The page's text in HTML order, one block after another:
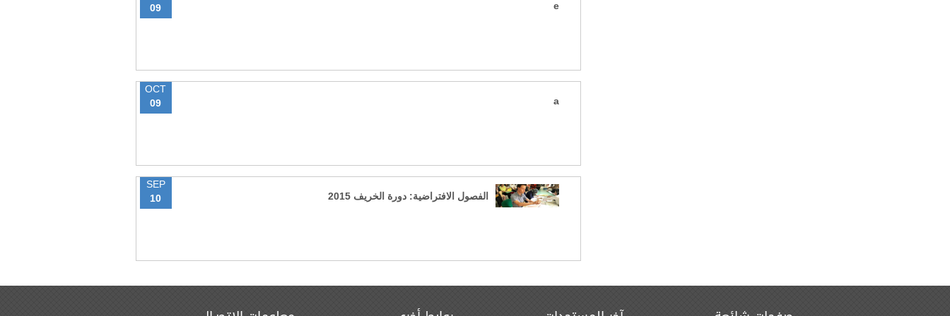
09 e
OCT
09
a
SEP
10
الفصول الافتراضية: دورة الخريف 2015